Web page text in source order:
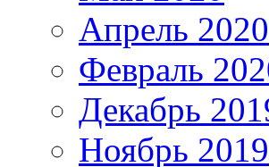
Апрель 2020
Февраль
Декабрь
Ноябрь 2019